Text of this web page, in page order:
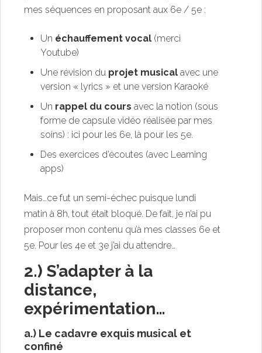
mes séquences en proposant aux 6e / 5e :
Un échauffement vocal (merci
Youtube)
Une révision du projet musical avec une
version « lyrics » et une version Karaoké
Un rappel du cours avec la notion (sous
forme de capsule vidéo réalisée par mes
soins) : ici pour les 6e, là pour les 5e.
Des exercices d’écoutes (avec Learning
apps)
Mais…ce fut un semi-échec puisque lundi
matin à 8h, tout était bloqué. De fait, je n’ai pu
proposer mon contenu qu’à mes classes 6e et
5e. Pour les 4e et 3e j’ai du attendre…
2.) S’adapter à la
distance,
expérimentation…
a.) Le cadavre exquis musical et
confiné